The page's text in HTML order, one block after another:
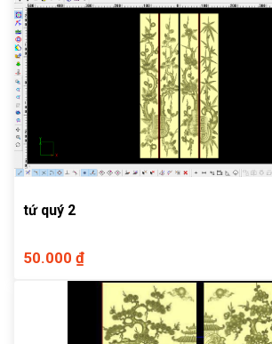
tứ quý 2
50.000 ₫